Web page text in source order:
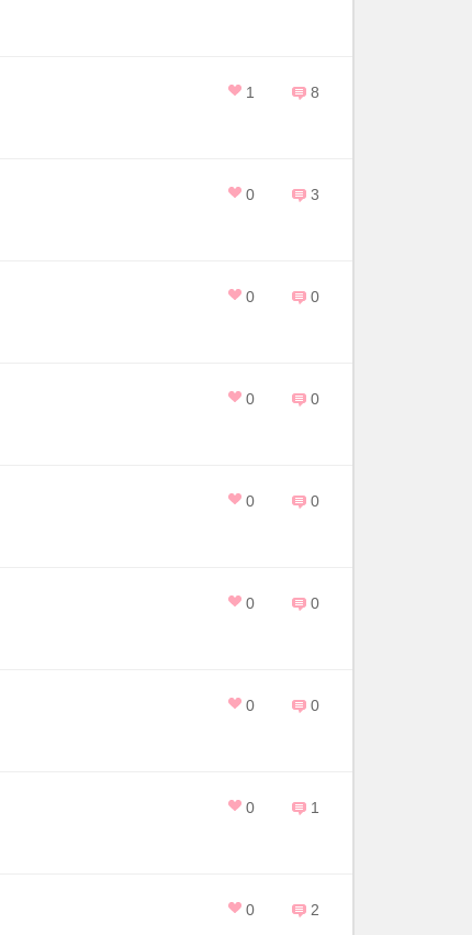
1 8
0 3
0 0
0 0
0 0
0 0
0 0
0 1
0 2